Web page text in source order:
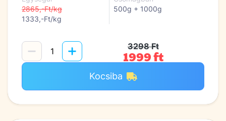
2865,-Ft/kg
1333,-Ft/kg
500g + 1000g
3298 Ft
1999 ft
Kocsiba